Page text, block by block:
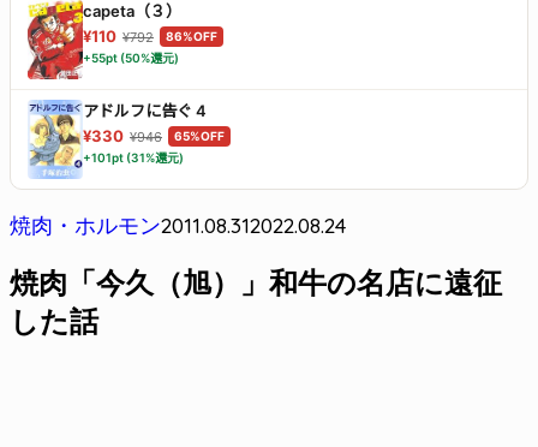
capeta（３）
¥110 ¥792
86%OFF
+55pt (50%還元)
アドルフに告ぐ 4
¥330 ¥946
65%OFF
+101pt (31%還元)
焼肉・ホルモン2011.08.312022.08.24
焼肉「今久（旭）」和牛の名店に遠征
した話